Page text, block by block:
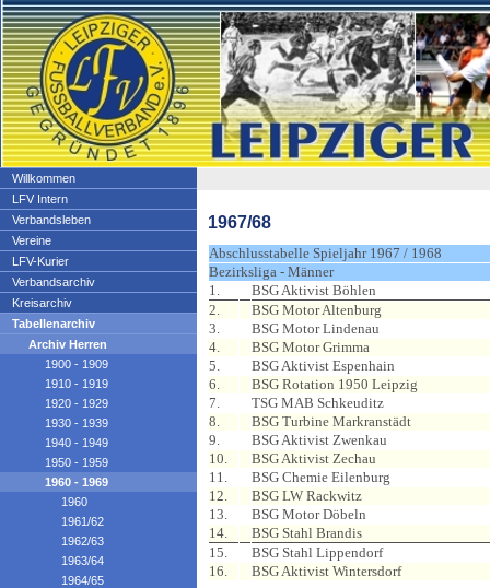
Willkommen
LFV Intern
Verbandsleben
Vereine
LFV-Kurier
Verbandsarchiv
Kreisarchiv
Tabellenarchiv
Archiv Herren
1900 - 1909
1910 - 1919
1920 - 1929
1930 - 1939
1940 - 1949
1950 - 1959
1960 - 1969
1960
1961/62
1962/63
1963/64
1964/65
1967/68
Abschlusstabelle Spieljahr 1967 / 1968
Bezirksliga - Männer
1.
BSG Aktivist Böhlen
2.
BSG Motor Altenburg
3.
BSG Motor Lindenau
4.
BSG Motor Grimma
5.
BSG Aktivist Espenhain
6.
BSG Rotation 1950 Leipzig
7.
TSG MAB Schkeuditz
8.
BSG Turbine Markranstädt
9.
BSG Aktivist Zwenkau
10.
BSG Aktivist Zechau
11.
BSG Chemie Eilenburg
12.
BSG LW Rackwitz
13.
BSG Motor Döbeln
14.
BSG Stahl Brandis
15.
BSG Stahl Lippendorf
16.
BSG Aktivist Wintersdorf